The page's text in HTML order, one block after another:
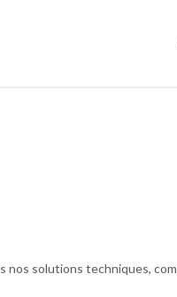
nos solutions techniques,